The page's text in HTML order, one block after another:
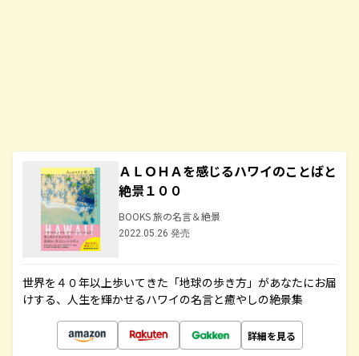
ＡＬＯＨＡを感じるハワイのことばと
絶景１００
BOOKS 旅の名言＆絶景
2022.05.26 発売
世界を４０年以上歩いてきた「地球の歩き方」があなたにお届
けする、人生を輝かせるハワイの名言と癒やしの絶景集
詳細を見る